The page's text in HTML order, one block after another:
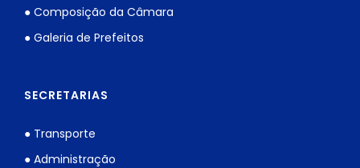
● Composição da Câmara
● Galeria de Prefeitos
SECRETARIAS
● Transporte
● Administração